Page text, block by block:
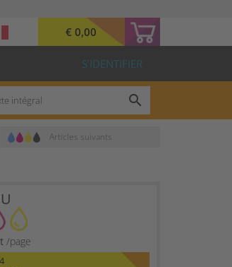
€ 0,00
S’IDENTIFIER
search
Articles suivants
/page